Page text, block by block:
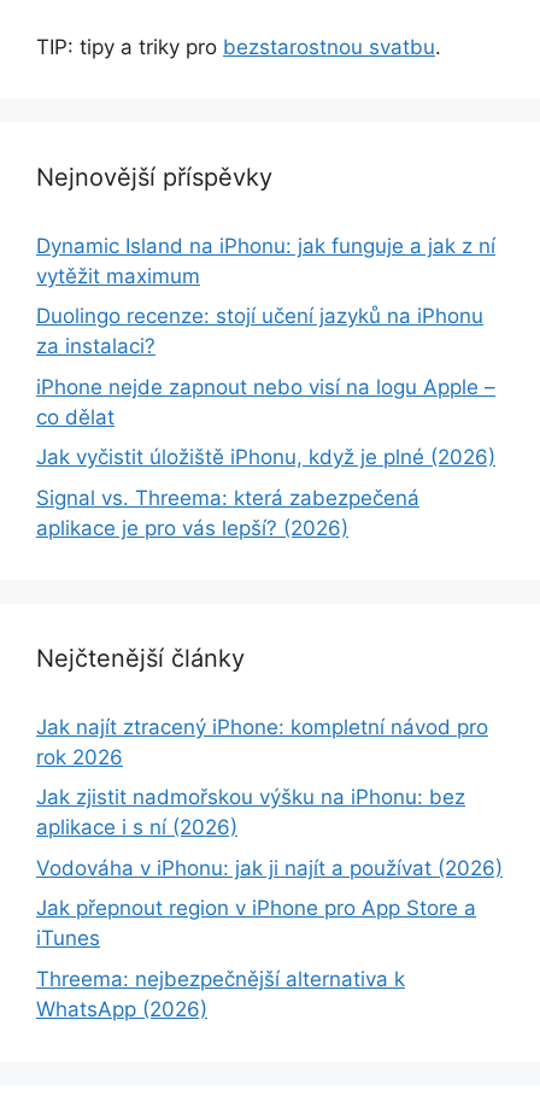
TIP: tipy a triky pro bezstarostnou svatbu.
Nejnovější příspěvky
Dynamic Island na iPhonu: jak funguje a jak z ní
vytěžit maximum
Duolingo recenze: stojí učení jazyků na iPhonu
za instalaci?
iPhone nejde zapnout nebo visí na logu Apple –
co dělat
Jak vyčistit úložiště iPhonu, když je plné (2026)
Signal vs. Threema: která zabezpečená
aplikace je pro vás lepší? (2026)
Nejčtenější články
Jak najít ztracený iPhone: kompletní návod pro
rok 2026
Jak zjistit nadmořskou výšku na iPhonu: bez
aplikace i s ní (2026)
Vodováha v iPhonu: jak ji najít a používat (2026)
Jak přepnout region v iPhone pro App Store a
iTunes
Threema: nejbezpečnější alternativa k
WhatsApp (2026)